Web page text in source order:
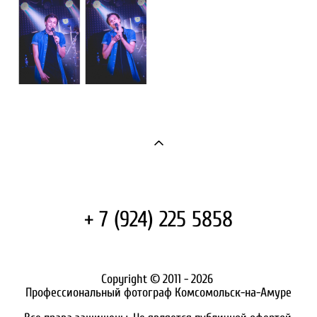
+ 7 (924) 225 5858
Copyright © 2011 - 2026
Профессиональный фотограф Комсомольск-на-Амуре